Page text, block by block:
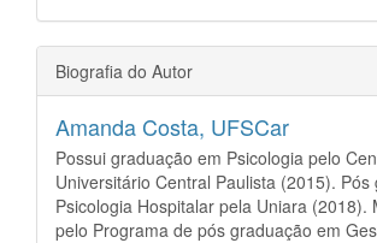
Biografia do Autor
Amanda Costa, UFSCar
Possui graduação em Psicologia pelo
Universitário Central Paulista (2015). Pós
Psicologia Hospitalar pela Uniara (2018).
pelo Programa de pós graduação em